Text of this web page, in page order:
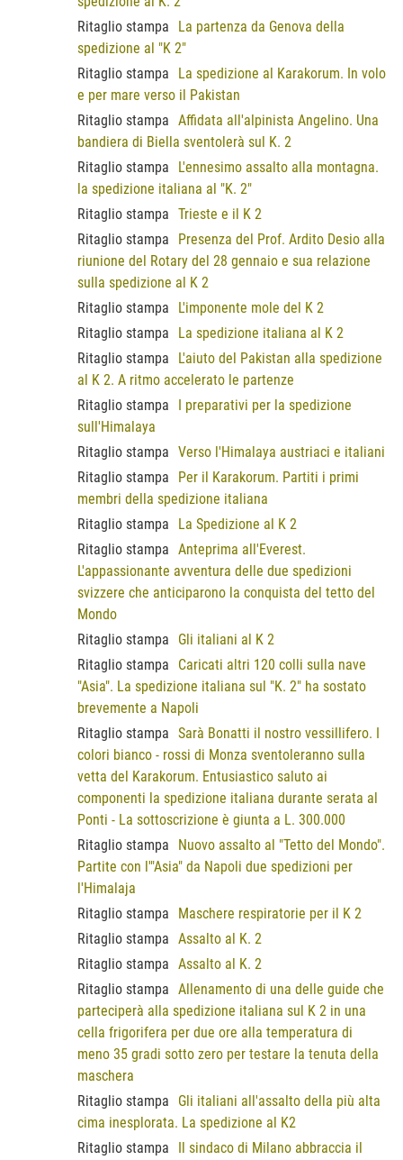
Ritaglio stampa
La partenza da Genova della
spedizione al "K 2"
Ritaglio stampa
La spedizione al Karakorum. In volo
e per mare verso il Pakistan
Ritaglio stampa Affidata all'alpinista Angelino. Una
bandiera di Biella sventolerà sul K. 2
Ritaglio stampa
L'ennesimo assalto alla montagna.
la spedizione italiana al "K. 2"
Ritaglio stampa Trieste e il K 2
Ritaglio stampa
Presenza del Prof. Ardito Desio alla
riunione del Rotary del 28 gennaio e sua relazione
sulla spedizione al K 2
Ritaglio stampa
L'imponente mole del K 2
Ritaglio stampa
La spedizione italiana al K 2
Ritaglio stampa
L'aiuto del Pakistan alla spedizione
al K 2. A ritmo accelerato le partenze
Ritaglio stampa
I preparativi per la spedizione
sull'Himalaya
Ritaglio stampa Verso l'Himalaya austriaci e italiani
Ritaglio stampa
Per il Karakorum. Partiti i primi
membri della spedizione italiana
Ritaglio stampa
La Spedizione al K 2
Ritaglio stampa Anteprima all'Everest.
L'appassionante avventura delle due spedizioni
svizzere che anticiparono la conquista del tetto del
Mondo
Ritaglio stampa
Gli italiani al K 2
Ritaglio stampa
Caricati altri 120 colli sulla nave
"Asia". La spedizione italiana sul "K. 2" ha sostato
brevemente a Napoli
Ritaglio stampa Sarà Bonatti il nostro vessillifero. I
colori bianco - rossi di Monza sventoleranno sulla
vetta del Karakorum. Entusiastico saluto ai
componenti la spedizione italiana durante serata al
Ponti - La sottoscrizione è giunta a L. 300.000
Ritaglio stampa
Nuovo assalto al "Tetto del Mondo".
Partite con l'"Asia" da Napoli due spedizioni per
l'Himalaja
Ritaglio stampa
Maschere respiratorie per il K 2
Ritaglio stampa Assalto al K. 2
Ritaglio stampa Assalto al K. 2
Ritaglio stampa Allenamento di una delle guide che
parteciperà alla spedizione italiana sul K 2 in una
cella frigorifera per due ore alla temperatura di
meno 35 gradi sotto zero per testare la tenuta della
maschera
Ritaglio stampa
Gli italiani all'assalto della più alta
cima inesplorata. La spedizione al K2
Ritaglio stampa
Il sindaco di Milano abbraccia il